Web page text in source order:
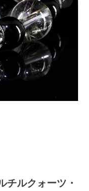
チルクォーツ・